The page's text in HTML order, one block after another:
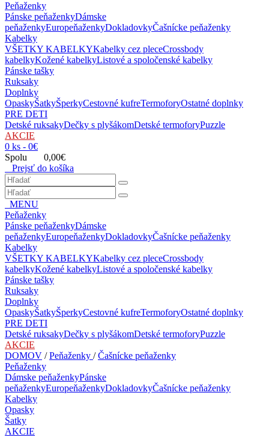
Peňaženky
Pánske peňaženkyDámske
peňaženkyEuropeňaženkyDokladovkyČašnícke peňaženky
Kabelky
VŠETKY KABELKYKabelky cez pleceCrossbody
kabelkyKožené kabelkyListové a spoločenské kabelky
Pánske tašky
Ruksaky
Doplnky
OpaskyŠatkyŠperkyCestovné kufreTermoforyOstatné doplnky
PRE DETI
Detské ruksakyDečky s plyšákomDetské termoforyPuzzle
AKCIE
0 ks - 0€
Spolu 0,00€
Prejsť do košíka
MENU
Peňaženky
Pánske peňaženkyDámske
peňaženkyEuropeňaženkyDokladovkyČašnícke peňaženky
Kabelky
VŠETKY KABELKYKabelky cez pleceCrossbody
kabelkyKožené kabelkyListové a spoločenské kabelky
Pánske tašky
Ruksaky
Doplnky
OpaskyŠatkyŠperkyCestovné kufreTermoforyOstatné doplnky
PRE DETI
Detské ruksakyDečky s plyšákomDetské termoforyPuzzle
AKCIE
DOMOV /Peňaženky /Čašnícke peňaženky
Peňaženky
Dámske peňaženkyPánske
peňaženkyEuropeňaženkyDokladovkyČašnícke peňaženky
Kabelky
Opasky
Šatky
AKCIE